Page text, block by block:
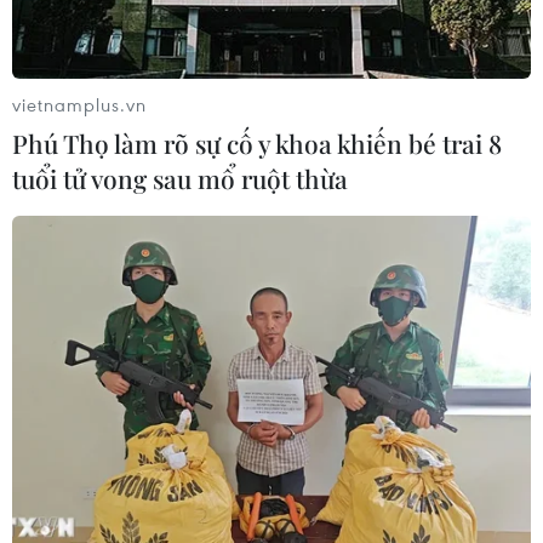
"Doanh nghiệp phải là lực lượng
nòng cốt phát triển công nghệ chiến
lược"
07/08/2026 07:09
Meta bồi thường gần 600 triệu USD
07/08/2026 04:28
Mỹ áp thuế 15% đối với nguyên liệu
quan trọng để sản xuất chip
07/08/2026 00:56
vietnamplus.vn
Phú Thọ làm rõ sự cố y khoa khiến bé trai 8
tuổi tử vong sau mổ ruột thừa